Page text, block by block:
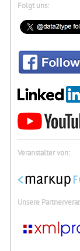
Folgt uns:
Veranstalter von:
Unsere